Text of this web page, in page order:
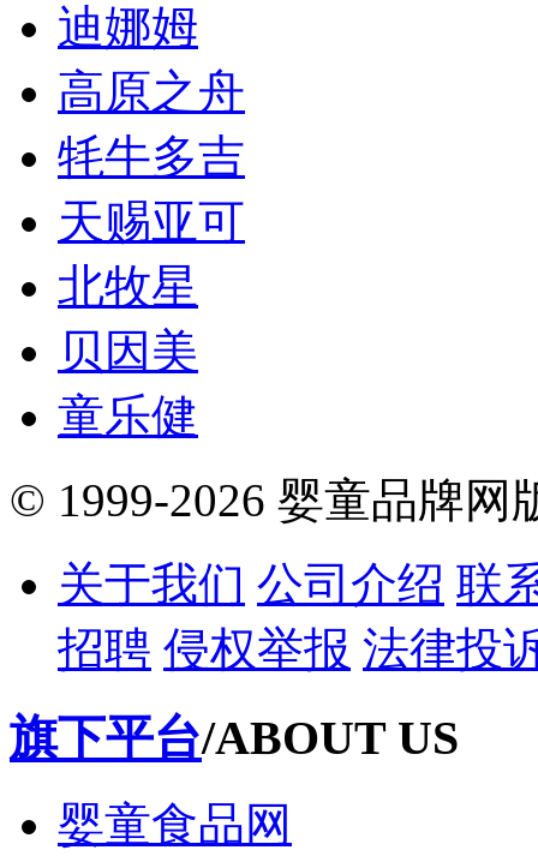
迪娜姆
高原之舟
牦牛多吉
天赐亚可
北牧星
贝因美
童乐健
© 1999-2026 婴童品牌网
关于我们 公司介绍 联
招聘 侵权举报 法律投
旗下平台/ABOUT US
婴童食品网